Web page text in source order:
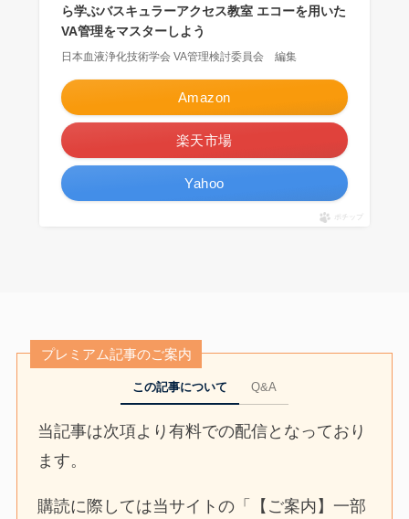
ら学ぶバスキュラーアクセス教室 エコーを用いた
VA管理をマスターしよう
日本血液浄化技術学会 VA管理検討委員会 編集
Amazon
楽天市場
Yahoo
ポチップ
プレミアム記事のご案内
この記事について Q&A
当記事は次項より有料での配信となっており
ます。
購読に際しては当サイトの「【ご案内】一部